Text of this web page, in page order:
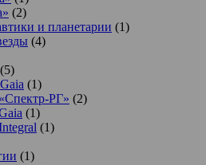
(2)
и планетарии (1)
(4)
(5)
(1)
РГ» (2)
(1)
(1)
(1)